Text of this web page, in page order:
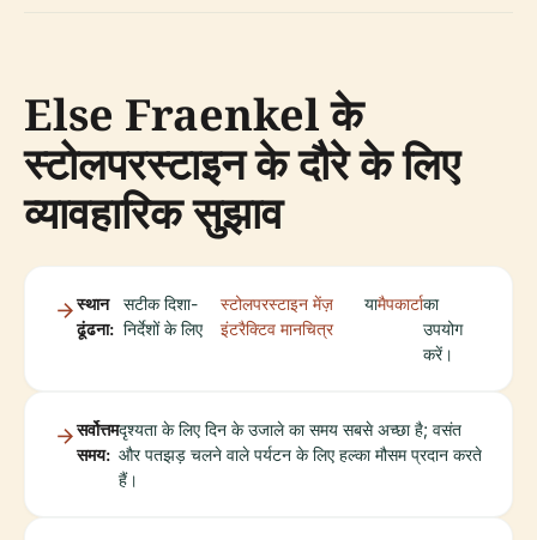
Else Fraenkel के
स्टोलपरस्टाइन के दौरे के लिए
व्यावहारिक सुझाव
स्थान
ढूंढना:
सटीक दिशा-
निर्देशों के लिए
स्टोलपरस्टाइन मेंज़
इंटरैक्टिव मानचित्र
यामैपकार्टाका
उपयोग
करें।
सर्वोत्तम
समय:
दृश्यता के लिए दिन के उजाले का समय सबसे अच्छा है; वसंत
और पतझड़ चलने वाले पर्यटन के लिए हल्का मौसम प्रदान करते
हैं।